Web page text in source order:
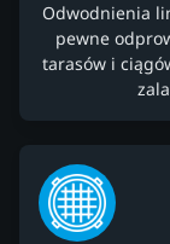
Odwodnienia
pewne
tarasów i